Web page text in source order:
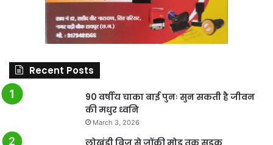
Recent Posts
90 वर्षीय चाका बाई पुनः सुन सकती है जीवन
की मधुर ध्वनि
March 3, 2026